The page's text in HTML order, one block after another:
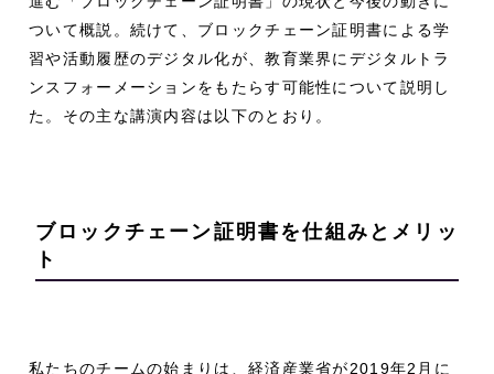
ついて概説。続けて、ブロックチェーン証明書による学
習や活動履歴のデジタル化が、教育業界にデジタルトラ
ンスフォーメーションをもたらす可能性について説明し
た。その主な講演内容は以下のとおり。
ブロックチェーン証明書を仕組みとメリッ
ト
私たちのチームの始まりは、経済産業省が2019年2月に